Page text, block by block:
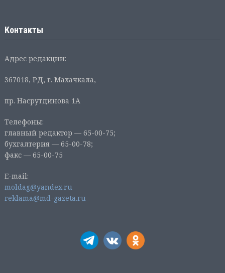
Контакты
Адрес редакции:
367018, РД, г. Махачкала,
пр. Насрутдинова 1А
Телефоны:
главный редактор — 65-00-75;
бухгалтерия — 65-00-78;
факс — 65-00-75
E-mail:
moldag@yandex.ru
reklama@md-gazeta.ru